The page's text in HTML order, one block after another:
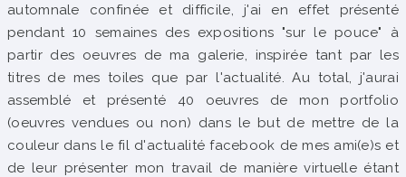
automnale confinée et difficile, j'ai en effet présenté
pendant 10 semaines des expositions "sur le pouce" à
partir des oeuvres de ma galerie, inspirée tant par les
titres de mes toiles que par l'actualité. Au total, j'aurai
assemblé et présenté 40 oeuvres de mon portfolio
(oeuvres vendues ou non) dans le but de mettre de la
couleur dans le fil d'actualité facebook de mes ami(e)s et
de leur présenter mon travail de manière virtuelle étant